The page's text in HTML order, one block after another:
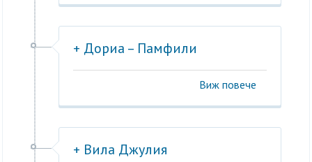
+ Дориа – Памфили
Виж повече
+ Вила Джулия